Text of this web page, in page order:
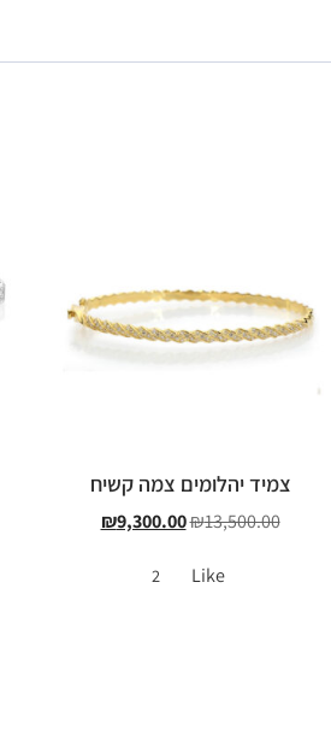
צמיד יהלומים צמה קשיח
₪13,500.00
₪9,300.00
Like
2